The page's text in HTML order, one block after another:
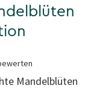
Mandelblüten